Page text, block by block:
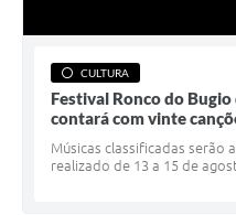
CULTURA
Festival Ronco do Bugio
contará com vinte
Músicas classificadas serão
realizado de 13 a 15 de